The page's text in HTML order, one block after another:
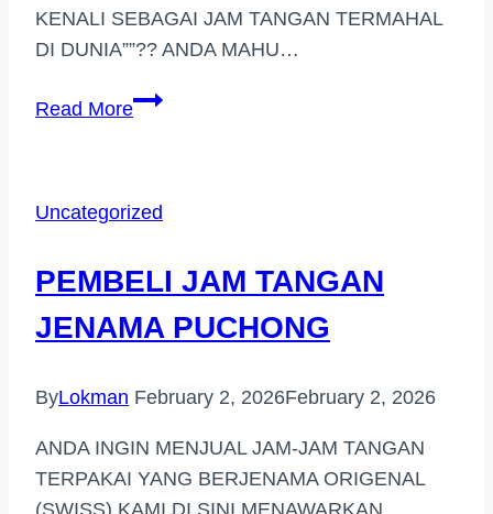
KENALI SEBAGAI JAM TANGAN TERMAHAL
DI DUNIA””?? ANDA MAHU…
Read MorePEMBELI
AREA
Uncategorized
PEMBELI JAM TANGAN
JENAMA PUCHONG
ByLokman February 2, 2026February 2, 2026
ANDA INGIN MENJUAL JAM-JAM TANGAN
TERPAKAI YANG BERJENAMA ORIGENAL
(SWISS) KAMI DI SINI MENAWARKAN